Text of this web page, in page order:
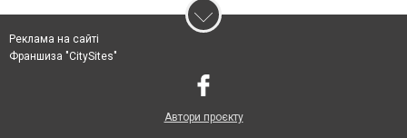
Реклама на сайті
Франшиза "CitySites"
Автори проєкту